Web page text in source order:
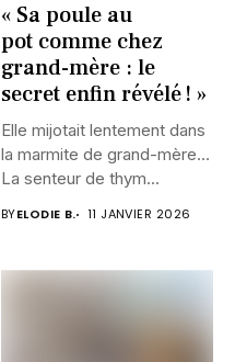
« Sa poule au
pot comme chez
grand-mère : le
secret enfin révélé ! »
Elle mijotait lentement dans
la marmite de grand-mère…
La senteur de thym...
BYELODIE B. 11 JANVIER 2026